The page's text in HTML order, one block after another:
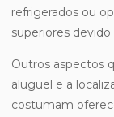
refrigerados ou
superiores
Outros aspectos
aluguel e a
costumam